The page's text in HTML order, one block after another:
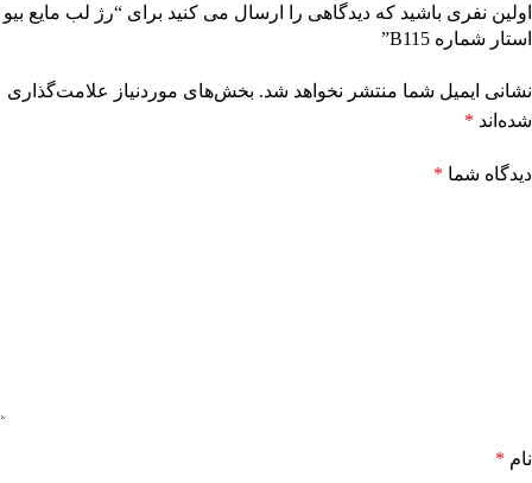
اولین نفری باشید که دیدگاهی را ارسال می کنید برای “رژ لب مایع بیو
استار شماره B115”
نشانی ایمیل شما منتشر نخواهد شد. بخش‌های موردنیاز علامت‌گذاری
شده‌اند *
دیدگاه شما *
نام *